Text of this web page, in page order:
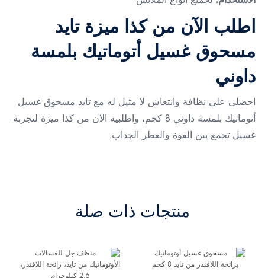
اطلب الآن من كذا ميزة تايد
مسحوق غسيل أتوماتيك بلمسة
داوني
احصلي على نظافة وانتعاش لا مثيل له مع تايد مسحوق غسيل
أتوماتيك بلمسة داوني 8 كجم، واطلبيه الآن من كذا ميزة لتجربة
غسيل تجمع بين القوة والعطر الجذاب.
منتجات ذات صلة